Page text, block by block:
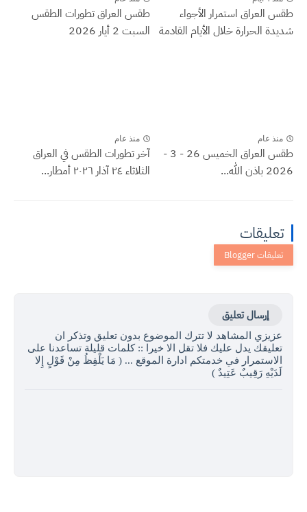
طقس العراق ‏استمرار الأجواء
شديدة الحرارة خلال الأيام القادمة
طقس العراق تطورات الطقس
السبت 2 أيار 2026
منذ عام
طقس العراق الخميس 26 - 3 -
2026 باذن الله...
منذ عام
آخر تطورات الطقس في العراق
الثلاثاء ٢٤ آذار ٢٠٢٦ أمطار...
تعليقات
إرسال تعليق
عزيزي المشاهد لا تترك الموضوع بدون تعليق وتذكر ان
تعليقك يدل عليك فلا تقل الا خيرا :: كلمات قليلة تساعدنا على
الاستمرار في خدمتكم ادارة الموقع ... ( مَا يَلْفِظُ مِنْ قَوْلٍ إِلا
لَدَيْهِ رَقِيبٌ عَتِيدٌ )